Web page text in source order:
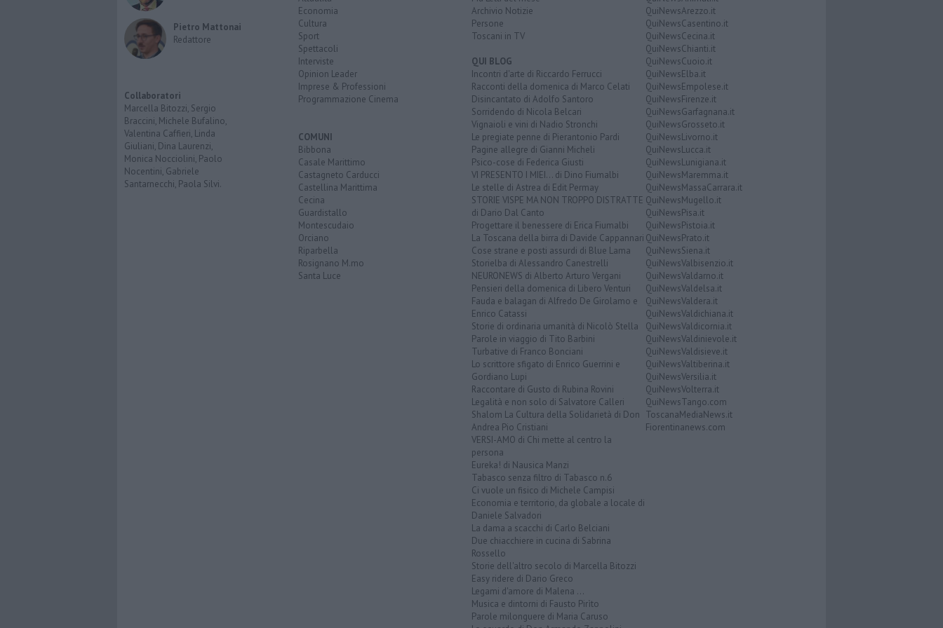
Pietro Mattonai
Redattore
Collaboratori
Marcella Bitozzi, Sergio
Braccini, Michele Bufalino,
Valentina Caffieri, Linda
Giuliani, Dina Laurenzi,
Monica Nocciolini, Paolo
Nocentini, Gabriele
Santarnecchi, Paola Silvi.
Economia
Cultura
Sport
Spettacoli
Interviste
Opinion Leader
Imprese & Professioni
Programmazione Cinema
COMUNI
Bibbona
Casale Marittimo
Castagneto Carducci
Castellina Marittima
Cecina
Guardistallo
Montescudaio
Orciano
Riparbella
Rosignano M.mo
Santa Luce
Archivio Notizie
Persone
Toscani in TV
QUI BLOG
Incontri d'arte di Riccardo Ferrucci
Racconti della domenica di Marco Celati
Disincantato di Adolfo Santoro
Sorridendo di Nicola Belcari
Vignaioli e vini di Nadio Stronchi
Le pregiate penne di Pierantonio Pardi
Pagine allegre di Gianni Micheli
Psico-cose di Federica Giusti
VI PRESENTO I MIEI... di Dino Fiumalbi
Le stelle di Astrea di Edit Permay
STORIE VISPE MA NON TROPPO DISTRATTE
di Dario Dal Canto
Progettare il benessere di Erica Fiumalbi
La Toscana della birra di Davide Cappannari
Cose strane e posti assurdi di Blue Lama
Storielba di Alessandro Canestrelli
NEURONEWS di Alberto Arturo Vergani
Pensieri della domenica di Libero Venturi
Fauda e balagan di Alfredo De Girolamo e
Enrico Catassi
Storie di ordinaria umanità di Nicolò Stella
Parole in viaggio di Tito Barbini
Turbative di Franco Bonciani
Lo scrittore sfigato di Enrico Guerrini e
Gordiano Lupi
Raccontare di Gusto di Rubina Rovini
Legalità e non solo di Salvatore Calleri
Shalom La Cultura della Solidarietà di Don
Andrea Pio Cristiani
VERSI-AMO di Chi mette al centro la
persona
Eureka! di Nausica Manzi
Tabasco senza filtro di Tabasco n.6
Ci vuole un fisico di Michele Campisi
Economia e territorio, da globale a locale di
Daniele Salvadori
La dama a scacchi di Carlo Belciani
Due chiacchiere in cucina di Sabrina
Rossello
Storie dell'altro secolo di Marcella Bitozzi
Easy ridere di Dario Greco
Legami d'amore di Malena ...
Musica e dintorni di Fausto Pirìto
Parole milonguere di Maria Caruso
QuiNewsArezzo.it
QuiNewsCasentino.it
QuiNewsCecina.it
QuiNewsChianti.it
QuiNewsCuoio.it
QuiNewsElba.it
QuiNewsEmpolese.it
QuiNewsFirenze.it
QuiNewsGarfagnana.it
QuiNewsGrosseto.it
QuiNewsLivorno.it
QuiNewsLucca.it
QuiNewsLunigiana.it
QuiNewsMaremma.it
QuiNewsMassaCarrara.it
QuiNewsMugello.it
QuiNewsPisa.it
QuiNewsPistoia.it
QuiNewsPrato.it
QuiNewsSiena.it
QuiNewsValbisenzio.it
QuiNewsValdarno.it
QuiNewsValdelsa.it
QuiNewsValdera.it
QuiNewsValdichiana.it
QuiNewsValdicornia.it
QuiNewsValdinievole.it
QuiNewsValdisieve.it
QuiNewsValtiberina.it
QuiNewsVersilia.it
QuiNewsVolterra.it
QuiNewsTango.com
ToscanaMediaNews.it
Fiorentinanews.com